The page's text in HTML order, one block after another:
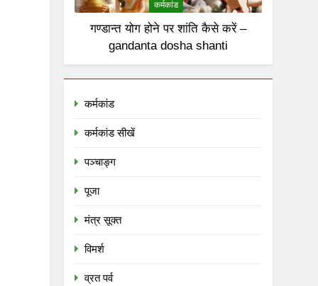
कर्मकांड
गण्डान्त योग होने पर शांति कैसे करें –
gandanta dosha shanti
कर्मकांड
कर्मकांड सीखें
पञ्चाङ्ग
पूजा
मंत्र सूक्त
विमर्श
व्रत पर्व
आक्रांताओं से अत्याचारी
सरकार – सनातन पर
घनघोर प्रहार
विमर्श
1
2
3